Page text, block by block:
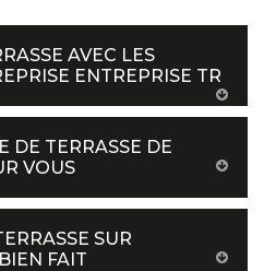
AVEC LES
ENTREPRISE TR
DE TERRASSE DE
VOUS
SUR
FAIT